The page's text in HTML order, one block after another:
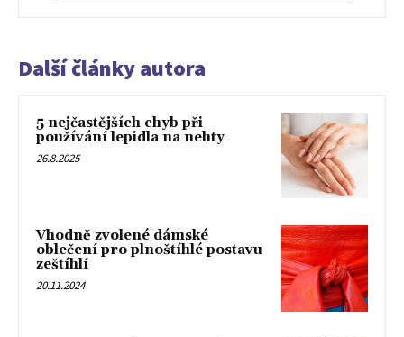
Další články autora
5 nejčastějších chyb při
používání lepidla na nehty
26.8.2025
Vhodně zvolené dámské
oblečení pro plnoštíhlé postavu
zeštíhlí
20.11.2024